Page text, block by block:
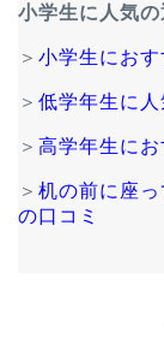
小学生に人気
＞ 小学生にお
＞ 低学年生に
＞ 高学年生に
＞ 机の前に座
の口コミ